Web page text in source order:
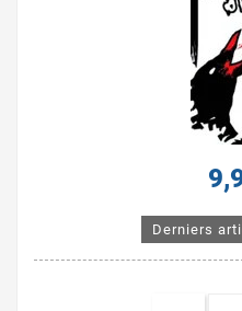
Derniers